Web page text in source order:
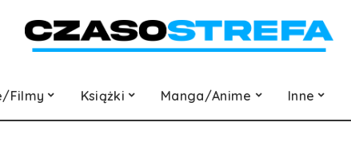
Filmy Książki Manga/Anime Inne